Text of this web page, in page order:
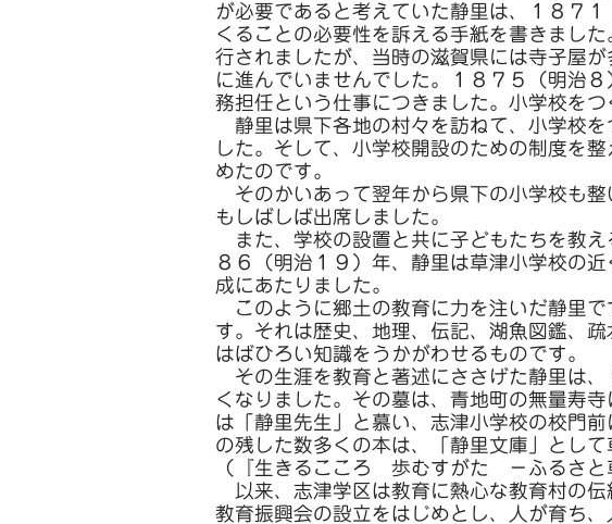
が必要であると考えていた静里は、１８７
くることの必要性を訴える手紙を書きまし
行されましたが、当時の滋賀県には寺子屋
に進んでいませんでした。１８７５（明治
務担任という仕事につきました。小学校をつ
静里は県下各地の村々を訪ねて、小学校を
した。そして、小学校開設のための制度を
めたのです。
そのかいあって翌年から県下の小学校も整
もしばしば出席しました。
また、学校の設置と共に子どもたちを教え
８６（明治１９）年、静里は草津小学校の
成にあたりました。
このように郷土の教育に力を注いだ静里で
す。それは歴史、地理、伝記、湖魚図鑑、
はばひろい知識をうかがわせるものです。
その生涯を教育と著述にささげた静里は、
くなりました。その墓は、青地町の無量寿
は「静里先生」と慕い、志津小学校の校門
の残した数多くの本は、「静里文庫」として
（『生きるこころ 歩むすがた －ふるさと
以来、志津学区は教育に熱心な教育村の伝
教育振興会の設立をはじめとし、人が育ち